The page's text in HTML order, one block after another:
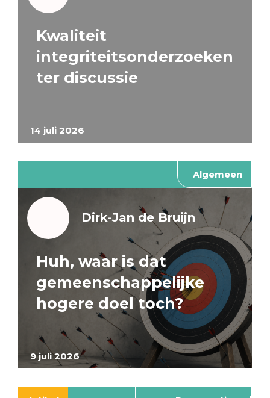
14 juli 2026
Kwaliteit
integriteitsonderzoeken
ter discussie
Algemeen
9 juli 2026
Dirk-Jan de Bruijn
Huh, waar is dat
gemeenschappelijke
hogere doel toch?